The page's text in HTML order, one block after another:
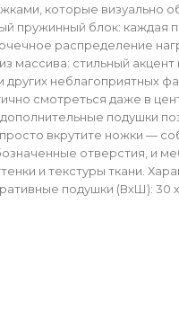
которые визуально
пружинный блок: каждая
распределение
массива: стильный акцент
неблагоприятных
смотреться даже в
подушки
вкрутите ножки —
отверстия, и
и текстуры ткани.
подушки (ВхШ): 30